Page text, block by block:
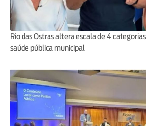
Rio das Ostras altera escala de 4
saúde pública municipal